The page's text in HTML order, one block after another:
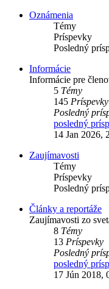
Oznámenia
Témy
Príspevky
Posledný
Informácie
Informácie pre
5 Témy
145 Príspevky
Posledný
posledný
14 Jan 2026,
Zaujímavosti
Témy
Príspevky
Posledný
Články a reportáže
Zaujímavosti zo
8 Témy
13 Príspevky
Posledný
posledný
17 Jún 2018,